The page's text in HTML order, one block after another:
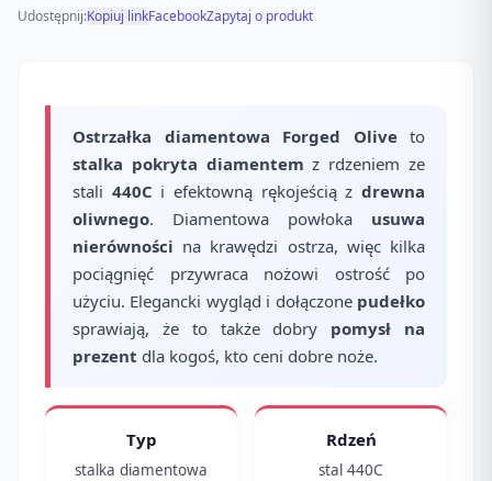
Udostępnij:Kopiuj linkFacebookZapytaj o produkt
Ostrzałka diamentowa Forged Oliveto
stalka pokryta diamentem z rdzeniem ze
stali 440C i efektowną rękojeścią zdrewna
oliwnego. Diamentowa powłoka usuwa
nierówności na krawędzi ostrza, więc kilka
pociągnięć przywraca nożowi ostrość po
użyciu. Elegancki wygląd i dołączone pudełko
sprawiają, że to także dobry pomysł na
prezent dla kogoś, kto ceni dobre noże.
Typ
stalka diamentowa
Rdzeń
stal 440C